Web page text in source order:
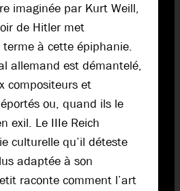
imaginée par Kurt Weill,
de Hitler met
à cette épiphanie.
allemand est démantelé,
compositeurs et
ou, quand ils le
exil. Le IIIe Reich
culturelle qu’il déteste
adaptée à son
raconte comment l’art